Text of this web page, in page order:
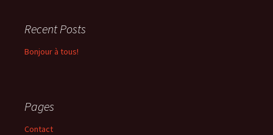
Recent Posts
Bonjour à tous!
Pages
Contact